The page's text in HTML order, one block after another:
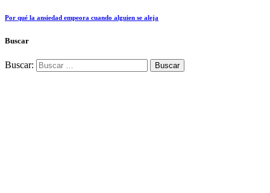
Por qué la ansiedad empeora cuando alguien se aleja
Buscar
Buscar: